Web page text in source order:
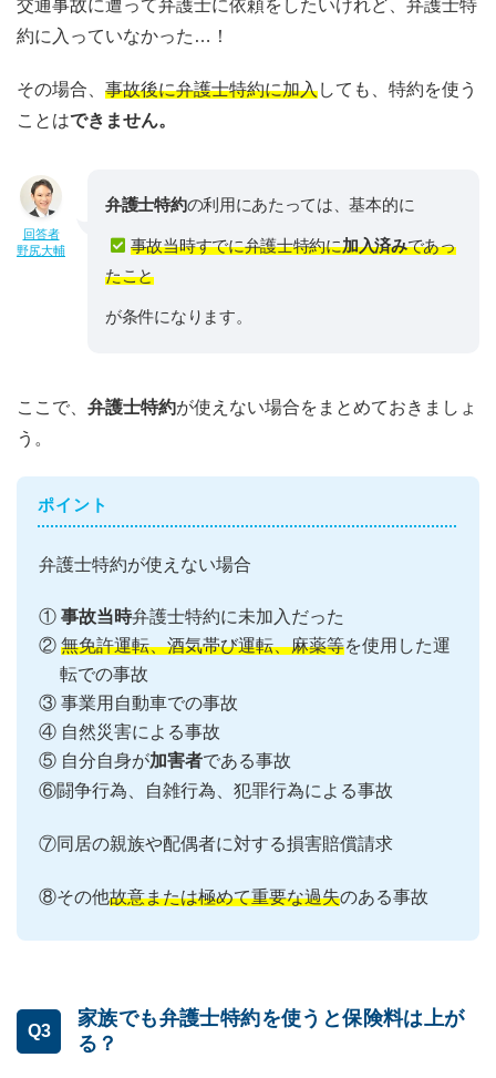
交通事故に遭って弁護士に依頼をしたいけれど、弁護士特
約に入っていなかった…！
その場合、 事故後に弁護士特約に加入しても、特約を使う
ことはできません。
回答者
野尻大輔
弁護士特約の利用にあたっては、基本的に
事故当時すでに弁護士特約に加入済みであっ
たこと
が条件になります。
ここで、 弁護士特約が使えない場合をまとめておきましょ
う。
ポイント
弁護士特約が使えない場合
① 事故当時弁護士特約に未加入だった
② 無免許運転、酒気帯び運転、麻薬等を使用した運
転での事故
③ 事業用自動車での事故
④ 自然災害による事故
⑤ 自分自身が加害者である事故
⑥闘争行為、自雑行為、犯罪行為による事故
⑦同居の親族や配偶者に対する損害賠償請求
⑧その他故意または極めて重要な過失のある事故
Q3
家族でも弁護士特約を使うと保険料は上が
る？